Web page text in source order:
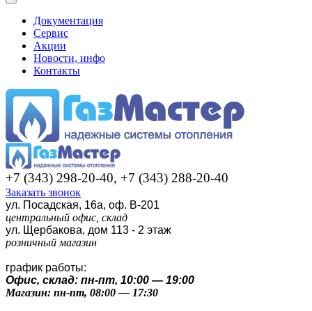
Документация
Сервис
Акции
Новости, инфо
Контакты
+7 (343) 298-20-40, +7 (343) 288-20-40
Заказать звонок
ул. Посадская, 16а, оф. В-201
центральный офис, склад
ул. Щербакова, дом 113 - 2 этаж
розничный магазин
график работы:
Офис, склад: пн-пт, 10:00 — 19:00
Магазин: пн-пт, 08:00 — 17:30